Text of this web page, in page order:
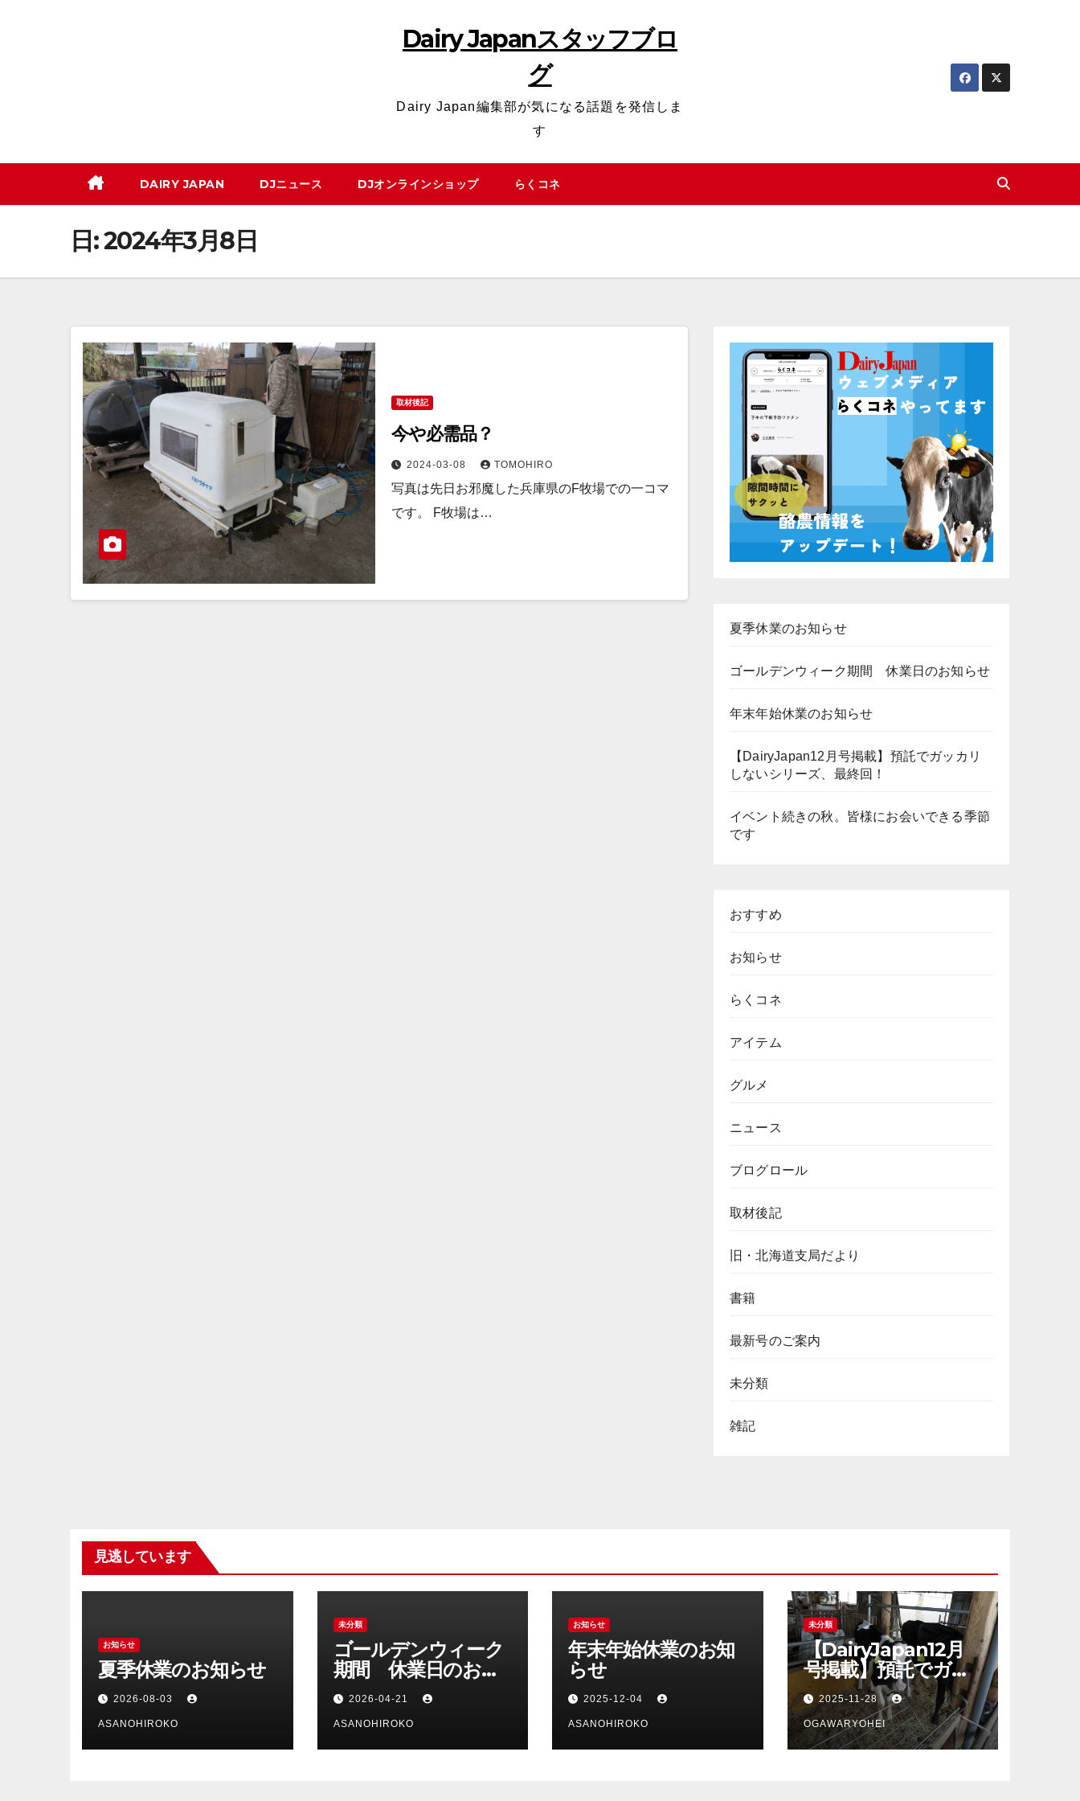
ッ
Dairy Japanスタッフブロ
グ
Dairy Japan編集部が気になる話題を発信しま
す
DAIRY JAPAN DJニュース DJオンラインショップ らくコネ
日:2024年3月8日
取材後記
今や必需品？
2024-03-08 TOMOHIRO
写真は先日お邪魔した兵庫県のF牧場での一コマ
です。 F牧場は…
夏季休業のお知らせ
ゴールデンウィーク期間 休業日のお知らせ
年末年始休業のお知らせ
【DairyJapan12月号掲載】預託でガッカリ
しないシリーズ、最終回！
イベント続きの秋。皆様にお会いできる季節
です
おすすめ
お知らせ
らくコネ
アイテム
グルメ
ニュース
ブログロール
取材後記
旧・北海道支局だより
書籍
最新号のご案内
未分類
雑記
見逃しています
お知らせ
夏季休業のお知らせ
2026-08-03
ASANOHIROKO
未分類
ゴールデンウィーク
期間 休業日のお知
らせ
2026-04-21
ASANOHIROKO
お知らせ
年末年始休業のお知
らせ
2025-12-04
ASANOHIROKO
未分類
【DairyJapan12月
号掲載】預託でガッ
カリしないシリー
ズ、最終回！
2025-11-28
OGAWARYOHEI